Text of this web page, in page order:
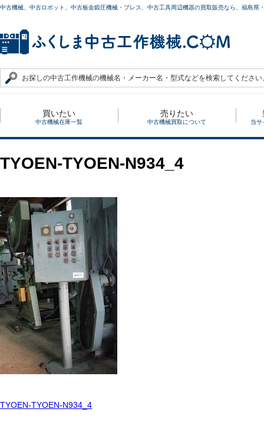
中古機械、中古ロボット、中古板金鍛圧機械・プレス、中古工具周辺機器の買取販売なら、福島
買いたい
中古機械在庫一覧
売りたい
中古機械買取について 当サ
TYOEN-TYOEN-N934_4
投
TYOEN-TYOEN-N934_4